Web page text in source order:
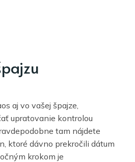
aj vo vašej špajze,
upratovanie kontrolou
tam nájdete
ktoré dávno prekročili dátum
krokom je